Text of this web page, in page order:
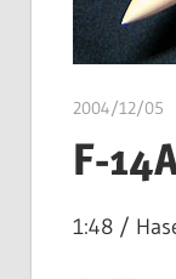
2004/12/05
F-
1:48 /